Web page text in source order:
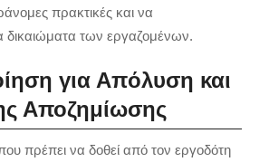
πρακτικές και να
δικαιώματα των εργαζομένων.
για Απόλυση και
Αποζημίωσης
πρέπει να δοθεί από τον εργοδότη